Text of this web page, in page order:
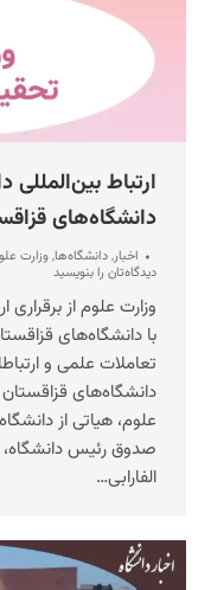
ارتباط
دانشگاه‌های
اخبار,دانشگاه‌ها,وزارت
دیدگاه‌تان را بنویسید
وزارت علوم از
با دانشگاه‌های
تعاملات علمی و
دانشگاه‌های
علوم، هیاتی از
صدوق رئیس
الفارابی…